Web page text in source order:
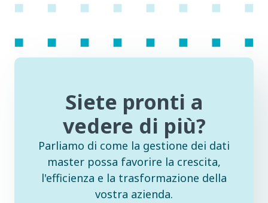
Siete pronti a
vedere di più?
Parliamo di come la gestione dei dati
master possa favorire la crescita,
l'efficienza e la trasformazione della
vostra azienda.